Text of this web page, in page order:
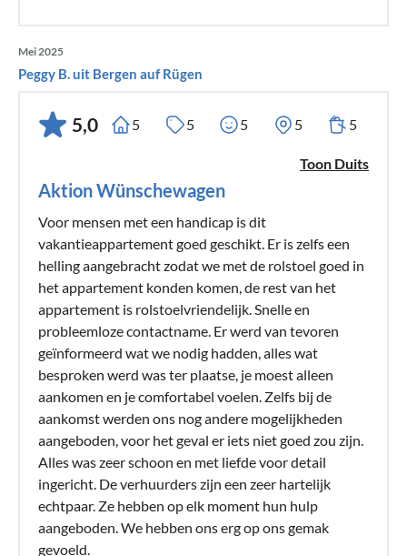
Mei 2025
Peggy B. uit Bergen auf Rügen
5,0 5 5 5 5 5
Toon Duits
Aktion Wünschewagen
Voor mensen met een handicap is dit
vakantieappartement goed geschikt. Er is zelfs een
helling aangebracht zodat we met de rolstoel goed in
het appartement konden komen, de rest van het
appartement is rolstoelvriendelijk. Snelle en
probleemloze contactname. Er werd van tevoren
geïnformeerd wat we nodig hadden, alles wat
besproken werd was ter plaatse, je moest alleen
aankomen en je comfortabel voelen. Zelfs bij de
aankomst werden ons nog andere mogelijkheden
aangeboden, voor het geval er iets niet goed zou zijn.
Alles was zeer schoon en met liefde voor detail
ingericht. De verhuurders zijn een zeer hartelijk
echtpaar. Ze hebben op elk moment hun hulp
aangeboden. We hebben ons erg op ons gemak
gevoeld.